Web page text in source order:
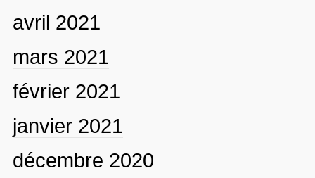
avril 2021
mars 2021
février 2021
janvier 2021
décembre 2020